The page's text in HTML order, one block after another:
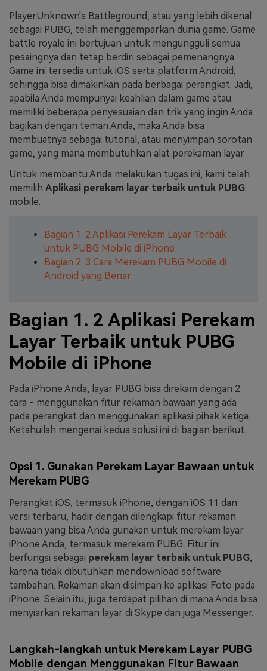
FAQs Hubungi Kami
Tips & Tutorial AI
Postingan Terbaru
Jelajahi Lebih Banyak >>
Masuk
Berkreasi dengan AI
PlayerUnknown's Battleground, atau yang lebih dikenal
sebagai PUBG, telah menggemparkan dunia game. Game
battle royale ini bertujuan untuk mengungguli semua
pesaingnya dan tetap berdiri sebagai pemenangnya.
Game ini tersedia untuk iOS serta platform Android,
sehingga bisa dimakinkan pada berbagai perangkat. Jadi,
apabila Anda mempunyai keahlian dalam game atau
memiliki beberapa penyesuaian dan trik yang ingin Anda
bagikan dengan teman Anda, maka Anda bisa
membuatnya sebagai tutorial, atau menyimpan sorotan
game, yang mana membutuhkan alat perekaman layar.
Untuk membantu Anda melakukan tugas ini, kami telah
memilih Aplikasi perekam layar terbaik untuk PUBG
mobile.
Bagian 1. 2 Aplikasi Perekam Layar Terbaik
untuk PUBG Mobile di iPhone
Bagian 2. 3 Cara Merekam PUBG Mobile di
Android yang Benar
Bagian 1. 2 Aplikasi Perekam
Layar Terbaik untuk PUBG
Mobile di iPhone
Pada iPhone Anda, layar PUBG bisa direkam dengan 2
cara - menggunakan fitur rekaman bawaan yang ada
pada perangkat dan menggunakan aplikasi pihak ketiga.
Ketahuilah mengenai kedua solusi ini di bagian berikut.
Opsi 1. Gunakan Perekam Layar Bawaan untuk
Merekam PUBG
Perangkat iOS, termasuk iPhone, dengan iOS 11 dan
versi terbaru, hadir dengan dilengkapi fitur rekaman
bawaan yang bisa Anda gunakan untuk merekam layar
iPhone Anda, termasuk merekam PUBG. Fitur ini
berfungsi sebagai perekam layar terbaik untuk PUBG,
karena tidak dibutuhkan mendownload software
tambahan. Rekaman akan disimpan ke aplikasi Foto pada
iPhone. Selain itu, juga terdapat pilihan di mana Anda bisa
menyiarkan rekaman layar di Skype dan juga Messenger.
Langkah-langkah untuk Merekam Layar PUBG
Mobile dengan Menggunakan Fitur Bawaan